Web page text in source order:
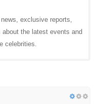
exclusive reports,
the latest events and
celebrities.